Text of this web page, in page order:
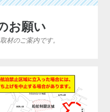
お願い
材のご案内です。